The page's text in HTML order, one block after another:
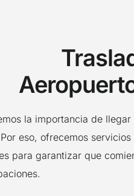
la importancia de
eso, ofrecemos
para garantizar que